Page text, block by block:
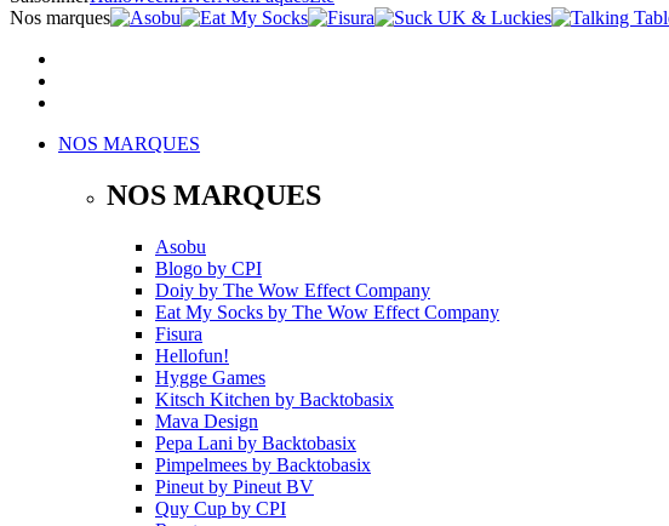
Nos marques
NOS MARQUES
NOS MARQUES
Asobu
Blogo by CPI
Doiy by The Wow Effect Company
Eat My Socks by The Wow Effect Company
Fisura
Hellofun!
Hygge Games
Kitsch Kitchen by Backtobasix
Mava Design
Pepa Lani by Backtobasix
Pimpelmees by Backtobasix
Pineut by Pineut BV
Quy Cup by CPI